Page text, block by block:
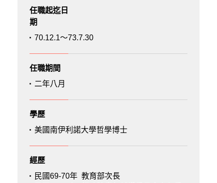
任職起迄日
期
70.12.1～73.7.30
任職期間
二年八月
學歷
美國南伊利諾大學哲學博士
經歷
民國69-70年 教育部次長